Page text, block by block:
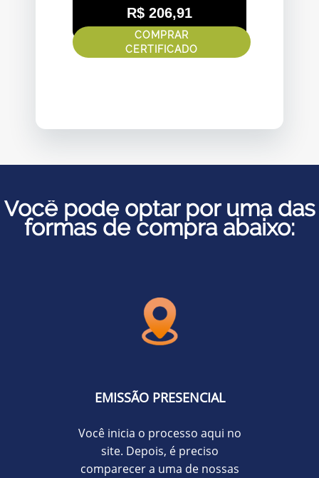
R$ 206,91
COMPRAR
CERTIFICADO
Você pode optar por uma das
formas de compra abaixo:
EMISSÃO PRESENCIAL
Você inicia o processo aqui no
site. Depois, é preciso
comparecer a uma de nossas